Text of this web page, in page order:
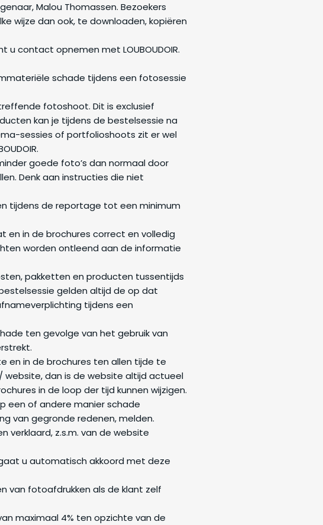
Malou Thomassen. Bezoekers
wijze dan ook, te downloaden, kopiëren
contact opnemen met LOUBOUDOIR.
schade tijdens een fotosessie
fotoshoot. Dit is exclusief
kan je tijdens de bestelsessie na
sessies of portfolioshoots zit er wel
goede foto’s dan normaal door
Denk aan instructies die niet
tijdens de reportage tot een minimum
en in de brochures correct en volledig
worden ontleend aan de informatie
pakketten en producten tussentijds
gelden altijd de op dat
tijdens een
ten gevolge van het gebruik van
en in de brochures ten allen tijde te
website, dan is de website altijd actueel
in de loop der tijd kunnen wijzigen.
een of andere manier schade
van gegronde redenen, melden.
verklaard, z.s.m. van de website
gaat u automatisch akkoord met deze
van fotoafdrukken als de klant zelf
maximaal 4% ten opzichte van de